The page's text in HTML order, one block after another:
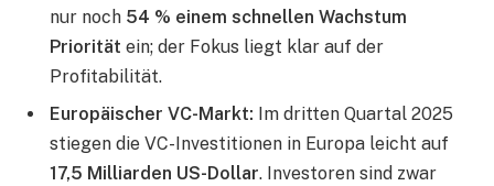
nur noch 54 % einem schnellen Wachstum
Priorität ein; der Fokus liegt klar auf der
Profitabilität.
Europäischer VC-Markt: Im dritten Quartal 2025
stiegen die VC-Investitionen in Europa leicht auf
17,5 Milliarden US-Dollar. Investoren sind zwar